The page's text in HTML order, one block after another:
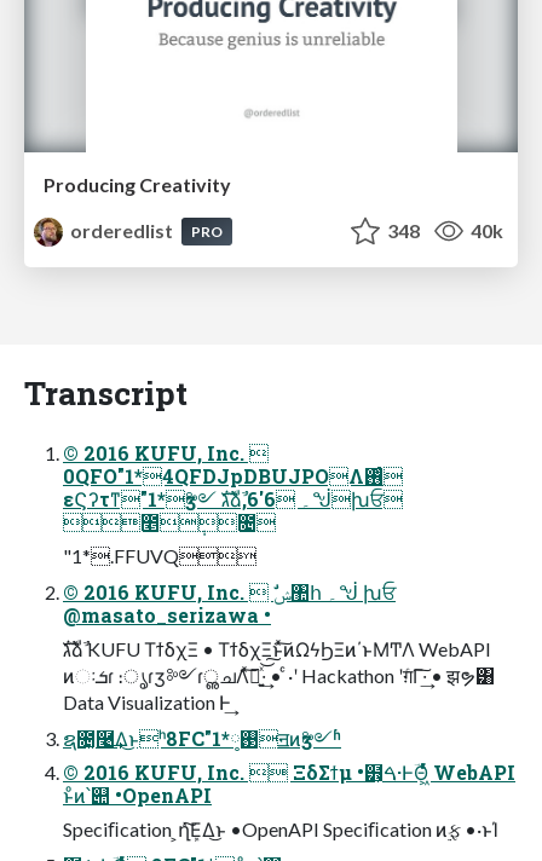
Producing Creativity
orderedlist
PRO 348 40k
Transcript
© 2016 KUFU, Inc. 
0QFO"1*4QFDJpDBUJPOΛ࢖ͬͨ
εϚʔτͳ"1*ӡ༻ גࣜձࣾ,6'6 ۔ᖒխਓ
೥݄೔
"1*.FFUVQ
© 2016 KUFU, Inc.  ࣗݾ঺հ ۔ᖒ խਓ
@masato_serizawa •
גࣜձࣾ KUFU ΤϯδχΞ • ΤϯδχΞͱͯ͠ͷΩϟϦΞͷ΄ͱΜͲΛ WebAPI
ͷઃܭɾ ։ൃɾӡ༻ɾൢചΛͯ͠ա͍ͯ͝͠·͢ • ͨ·ʹ Hackathon ʹग़ͨΓ͠·͢ • झຯ͸
Data Visualization Ͱ͢
ຊ೔͓࿩͢Δ͜ͱʰ8FC"1*࢓༷ॻͷӡ༻ʱ
© 2016 KUFU, Inc.  ΞδΣϯμ •๻͕ࠓ·ͰؔΘ͖ͬͯͨ WebAPI
ͱͦͷ՝୊ •OpenAPI
Speciﬁcation ͕ղܾͯ͘͠ΕΔ͜ͱ •OpenAPI Speciﬁcation ͷ࣮ફ •·ͱΊ